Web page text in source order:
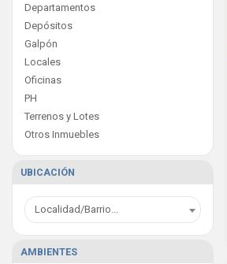
Departamentos
Depósitos
Galpón
Locales
Oficinas
PH
Terrenos y Lotes
Otros Inmuebles
UBICACIÓN
Localidad/Barrio...
AMBIENTES